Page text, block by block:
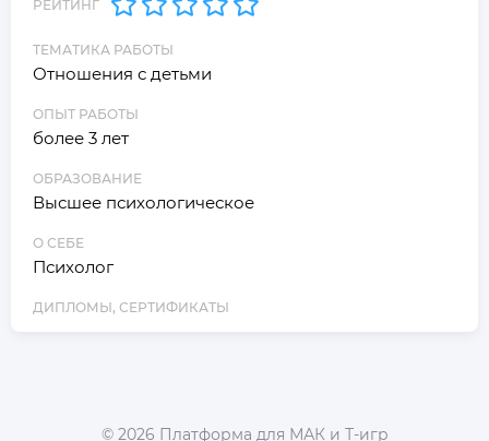
РЕЙТИНГ
ТЕМАТИКА РАБОТЫ
Отношения с детьми
ОПЫТ РАБОТЫ
более 3 лет
ОБРАЗОВАНИЕ
Высшее психологическое
О СЕБЕ
Психолог
ДИПЛОМЫ, СЕРТИФИКАТЫ
© 2026 Платформа для МАК и Т-игр